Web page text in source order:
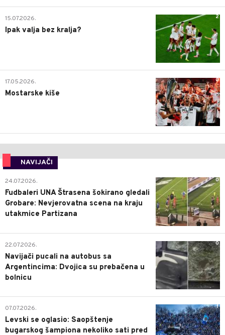
2
15.07.2026.
Ipak valja bez kralja?
0
17.05.2026.
Mostarske kiše
NAVIJAČI
0
24.07.2026.
Fudbaleri UNA Štrasena šokirano gledali
Grobare: Nevjerovatna scena na kraju
utakmice Partizana
0
22.07.2026.
Navijači pucali na autobus sa
Argentincima: Dvojica su prebačena u
bolnicu
1
07.07.2026.
Levski se oglasio: Saopštenje
bugarskog šampiona nekoliko sati pred